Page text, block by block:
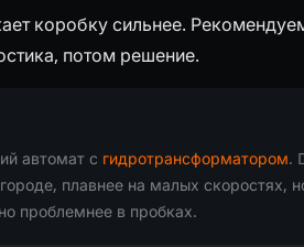
коробку сильнее.
потом решение.
автомат с гидротрансформатором.
плавнее на малых скоростях,
проблемнее в пробках.